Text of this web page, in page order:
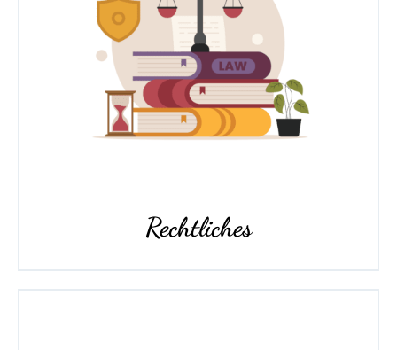
Rechtliches